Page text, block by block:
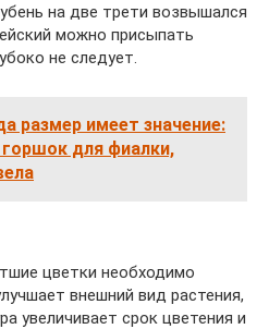
на две трети возвышался
можно присыпать
не следует.
размер имеет значение:
для фиалки,
цветки необходимо
внешний вид растения,
увеличивает срок цветения и